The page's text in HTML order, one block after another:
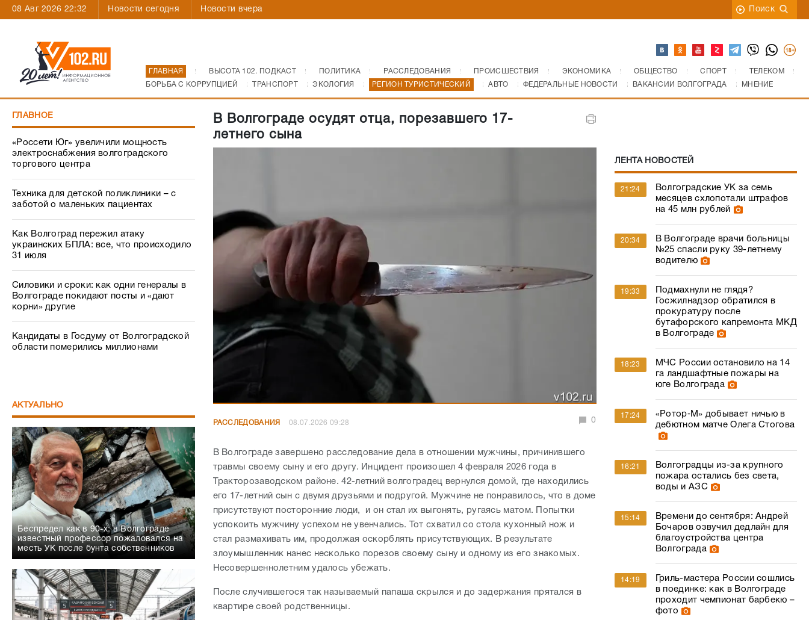
08 Авг 2026 22:32 Новости сегодня Новости вчера Поиск
ГЛАВНАЯ ВЫСОТА 102. ПОДКАСТ ПОЛИТИКА РАССЛЕДОВАНИЯ ПРОИСШЕСТВИЯ ЭКОНОМИКА ОБЩЕСТВО СПОРТ
ТЕЛЕКОМ
БОРЬБА С КОРРУПЦИЕЙ
ТРАНСПОРТ ЭКОЛОГИЯ РЕГИОН ТУРИСТИЧЕСКИЙ АВТО ФЕДЕРАЛЬНЫЕ НОВОСТИ ВАКАНСИИ ВОЛГОГРАДА МНЕНИЕ
ГЛАВНОЕ
«Россети Юг» увеличили мощность
электроснабжения волгоградского
торгового центра
Техника для детской поликлиники – с
заботой о маленьких пациентах
Как Волгоград пережил атаку
украинских БПЛА: все, что происходило
31 июля
Силовики и сроки: как одни генералы в
Волгограде покидают посты и «дают
корни» другие
Кандидаты в Госдуму от Волгоградской
области померились миллионами
АКТУАЛЬНО
Беспредел как в 90-х: в Волгограде
известный профессор пожаловался на
месть УК после бунта собственников
В Волгограде осудят отца, порезавшего 17-
летнего сына
РАССЛЕДОВАНИЯ 08.07.2026 09:28 0
В Волгограде завершено расследование дела в отношении мужчины, причинившего
травмы своему сыну и его другу. Инцидент произошел 4 февраля 2026 года в
Тракторозаводском районе. 42-летний волгоградец вернулся домой, где находились
его 17-летний сын с двумя друзьями и подругой. Мужчине не понравилось, что в доме
присутствуют посторонние люди, и он стал их выгонять, ругаясь матом. Попытки
успокоить мужчину успехом не увенчались. Тот схватил со стола кухонный нож и
стал размахивать им, продолжая оскорблять присутствующих. В результате
злоумышленник нанес несколько порезов своему сыну и одному из его знакомых.
Несовершеннолетним удалось убежать.
После случившегося так называемый папаша скрылся и до задержания прятался в
квартире своей родственницы.
ЛЕНТА НОВОСТЕЙ
21:24
Волгоградские УК за семь
месяцев схлопотали штрафов
на 45 млн рублей
20:34
В Волгограде врачи больницы
№25 спасли руку 39-летнему
водителю
19:33
Подмахнули не глядя?
Госжилнадзор обратился в
прокуратуру после
бутафорского капремонта МКД
в Волгограде
18:23
МЧС России остановило на 14
га ландшафтные пожары на
юге Волгограда
17:24
«Ротор‑М» добывает ничью в
дебютном матче Олега Стогова
16:21
Волгоградцы из-за крупного
пожара остались без света,
воды и АЗС
15:14
Времени до сентября: Андрей
Бочаров озвучил дедлайн для
благоустройства центра
Волгограда
14:19
Гриль-мастера России сошлись
в поединке: как в Волгограде
проходит чемпионат барбекю –
фото